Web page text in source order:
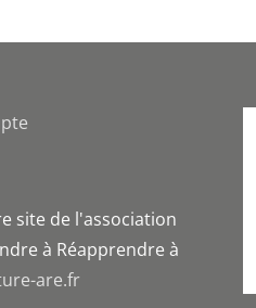
site de l'association
à Réapprendre à
are.fr